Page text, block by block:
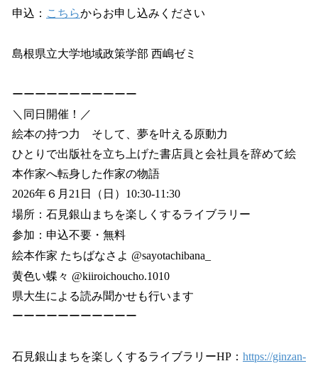
申込： こちらからお申し込みください
島根県立大学地域政策学部 西嶋ゼミ
ーーーーーーーーーーー
＼同日開催！／
絵本の持つ力 そして、夢を叶える原動力
ひとりで出版社を立ち上げた書店員と会社員を辞めて絵
本作家へ転身した作家の物語
2026年６月21日（日）10:30-11:30
場所：石見銀山まちを楽しくするライブラリー
参加：申込不要・無料
絵本作家 たちばなさよ @sayotachibana_
黄色い蝶々 @kiiroichoucho.1010
県大生による読み聞かせも行います
ーーーーーーーーーーー
石見銀山まちを楽しくするライブラリーHP： https://ginzan-